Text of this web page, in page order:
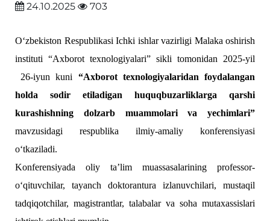
24.10.2025 703
O‘zbekiston Respublikasi Ichki ishlar vazirligi Malaka oshirish
instituti “Axborot texnologiyalari” sikli tomonidan 2025-yil
26-iyun kuni “Axborot texnologiyalaridan foydalangan
holda sodir etiladigan huquqbuzarliklarga qarshi
kurashishning dolzarb muammolari va yechimlari”
mavzusidagi respublika ilmiy-amaliy konferensiyasi
o‘tkaziladi.
Konferensiyada oliy ta’lim muassasalarining professor-
o‘qituvchilar, tayanch doktorantura izlanuvchilari, mustaqil
tadqiqotchilar, magistrantlar, talabalar va soha mutaxassislari